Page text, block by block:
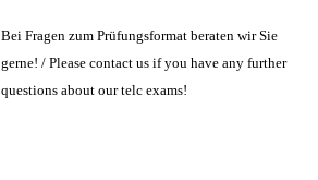
Bei Fragen zum Prüfungsformat beraten wir Sie
gerne! / Please contact us if you have any further
questions about our telc exams!